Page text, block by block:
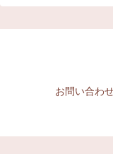
お問い合わ